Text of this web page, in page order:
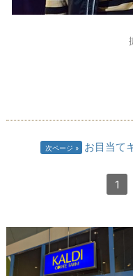
次ページ お目当て
1